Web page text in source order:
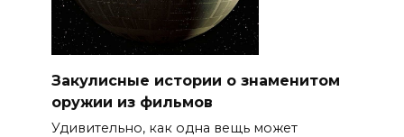
Закулисные истории о знаменитом
оружии из фильмов
Удивительно, как одна вещь может